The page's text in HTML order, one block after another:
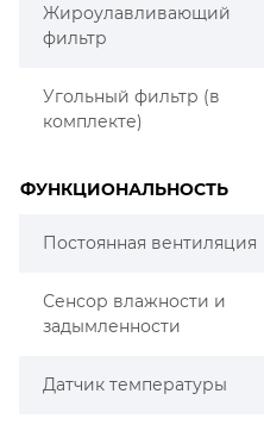
Жироулавливающий
фильтр
Угольный фильтр (в
комплекте)
ФУНКЦИОНАЛЬНОСТЬ
Постоянная вентиляция
Сенсор влажности и
задымленности
Датчик температуры